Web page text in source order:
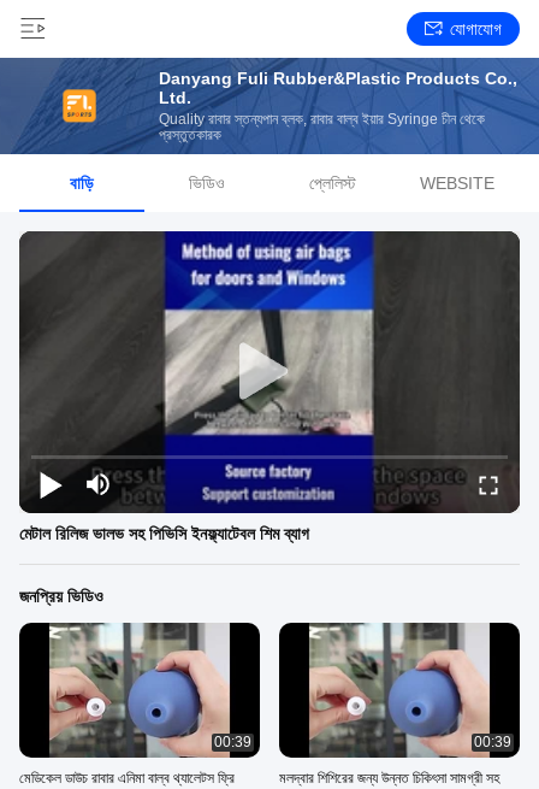
যোগাযোগ
Danyang Fuli Rubber&Plastic Products Co.,
Ltd.
Quality রাবার স্তন্যপান ব্লক, রাবার বাল্ব ইয়ার Syringe চীন থেকে
প্রস্তুতকারক
বাড়ি ভিডিও প্লেলিস্ট WEBSITE
মেটাল রিলিজ ভালভ সহ পিভিসি ইনফ্ল্যাটেবল শিম ব্যাগ
জনপ্রিয় ভিডিও
00:39
মেডিকেল ডাউচ রাবার এনিমা বাল্ব থ্যালেটস ফ্রি
00:39
মলদ্বার শিশিরের জন্য উন্নত চিকিৎসা সামগ্রী সহ